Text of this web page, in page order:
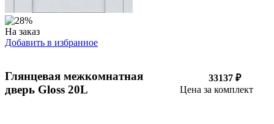
На заказ
Добавить в избранное
Глянцевая межкомнатная
дверь Gloss 20L
33137 ₽
Цена за комплект